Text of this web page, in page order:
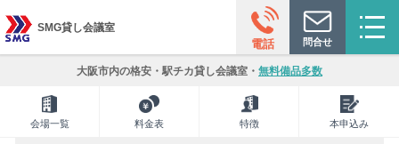
電話 問合せ
SMG貸し会議室
大阪市内の格安・駅チカ貸し会議室・ 無料備品多数
会場一覧 料金表 特徴 本申込み